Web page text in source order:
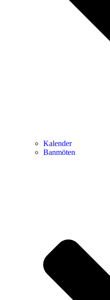
Kalender
Banmöten